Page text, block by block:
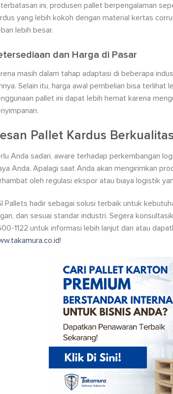
ini, produsen pallet berpengalaman
yang lebih kokoh dengan material kertas
lebih besar.
dan Harga di Pasar
masih dalam tahap adaptasi di beberapa
Selain itu, harga awal pembelian bisa terlihat
pallet ini dapat lebih hemat karena
Pallet Kardus
Anda sadari, aware terhadap perkembangan
Anda. Apalagi saat Anda akan mengirimkan
oleh regulasi ekspor atau biaya logistik
Pallets hadir sebagai solusi terbaik untuk
dan sesuai standar industri. Segera
1122 untuk informasi lebih lanjut dan atau
!